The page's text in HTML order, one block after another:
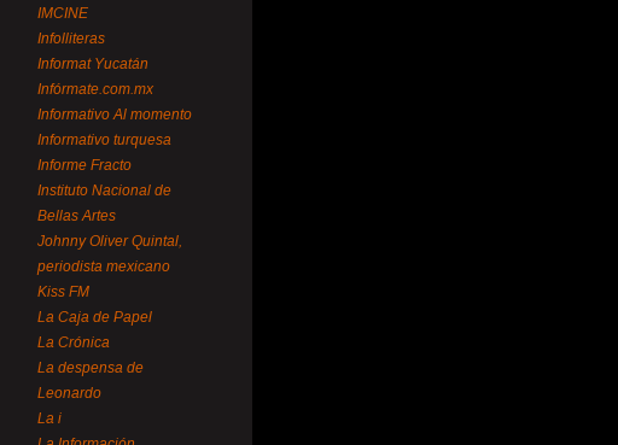
IMCINE
Infolliteras
Informat Yucatán
Infórmate.com.mx
Informativo Al momento
Informativo turquesa
Informe Fracto
Instituto Nacional de
Bellas Artes
Johnny Oliver Quintal,
periodista mexicano
Kiss FM
La Caja de Papel
La Crónica
La despensa de
Leonardo
La i